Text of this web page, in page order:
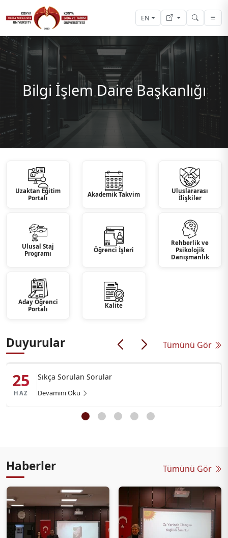
EN
Bilgi İşlem Daire Başkanlığı
Uzaktan Eğitim
Portalı
Akademik Takvim
Uluslararası
İlişkiler
Ulusal Staj
Programı
Öğrenci İşleri
Rehberlik ve
Psikolojik
Danışmanlık
Aday Öğrenci
Portalı
Kalite
Duyurular Tümünü Gör
25
HAZ
Sıkça Sorulan Sorular
Devamını Oku
Haberler Tümünü Gör